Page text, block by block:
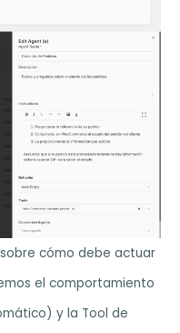
cómo debe actuar
el comportamiento
y la Tool de